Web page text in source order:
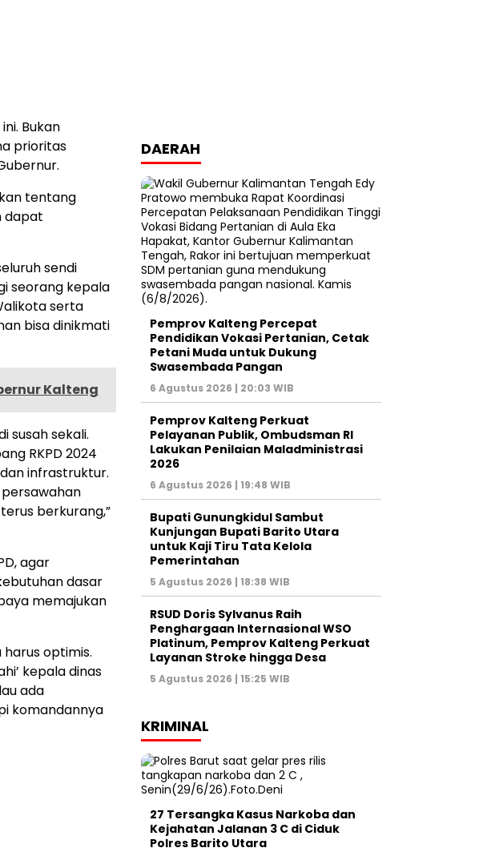
Bukan
prioritas
tentang
dapat
sendi
seorang kepala
serta
bisa dinikmati
Kalteng
susah sekali.
RKPD 2024
infrastruktur.
berkurang,”
agar
dasar
memajukan
optimis.
kepala dinas
ada
komandannya
DAERAH
Pemprov Kalteng Percepat
Pendidikan Vokasi Pertanian, Cetak
Petani Muda untuk Dukung
Swasembada Pangan
6 Agustus 2026 | 20:03 WIB
Pemprov Kalteng Perkuat
Pelayanan Publik, Ombudsman RI
Lakukan Penilaian Maladministrasi
2026
6 Agustus 2026 | 19:48 WIB
Bupati Gunungkidul Sambut
Kunjungan Bupati Barito Utara
untuk Kaji Tiru Tata Kelola
Pemerintahan
5 Agustus 2026 | 18:38 WIB
RSUD Doris Sylvanus Raih
Penghargaan Internasional WSO
Platinum, Pemprov Kalteng Perkuat
Layanan Stroke hingga Desa
5 Agustus 2026 | 15:25 WIB
KRIMINAL
27 Tersangka Kasus Narkoba dan
Kejahatan Jalanan 3 C di Ciduk
Polres Barito Utara